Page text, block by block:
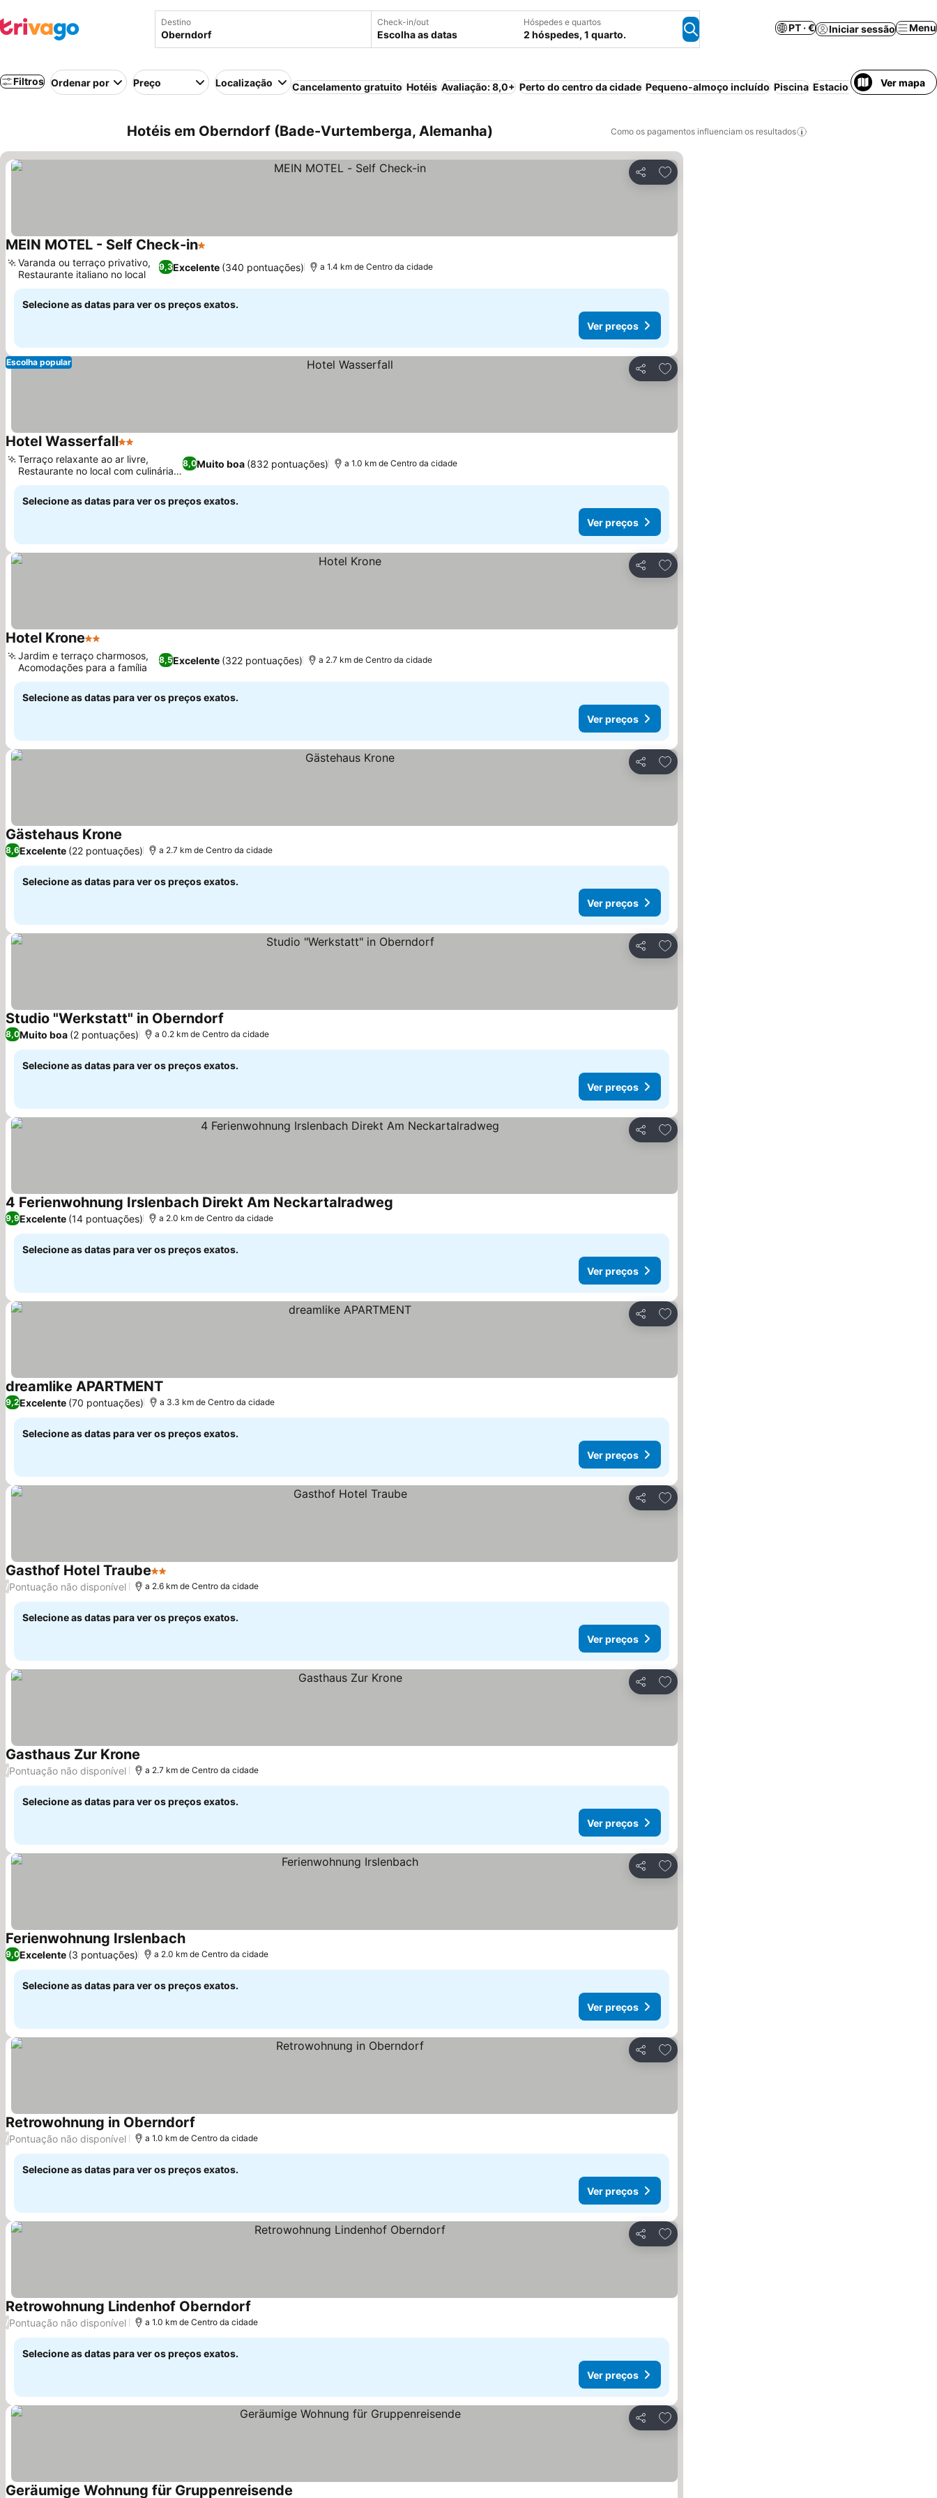
Destino Check-in/out
Escolha as datas
Hóspedes e quartos
2 hóspedes, 1 quarto.
PT · € Iniciar sessão Menu
Filtros Ordenar por Preço Localização Cancelamento gratuito Hotéis Avaliação: 8,0+ Perto do centro da cidade Pequeno-almoço incluído Piscina EstacionamentoVer mapa
Hotéis em Oberndorf (Bade-Vurtemberga, Alemanha) Como os pagamentos influenciam os resultados
Partilhar
Adicionar aos favoritos
MEIN MOTEL - Self Check-in1 Estrelas
9,3Excelente (340 pontuações)
Varanda ou terraço privativo,
Restaurante italiano no local
a 1.4 km de Centro da cidade
Selecione as datas para ver os preços exatos.
Ver preços
Partilhar
Adicionar aos favoritos
Escolha popular
Hotel Wasserfall2 Estrelas
8,0Muito boa (832 pontuações)
Terraço relaxante ao ar livre,
Restaurante no local com culinária
regional
a 1.0 km de Centro da cidade
Selecione as datas para ver os preços exatos.
Ver preços
Partilhar
Adicionar aos favoritos
Hotel Krone2 Estrelas
8,5Excelente (322 pontuações)
Jardim e terraço charmosos,
Acomodações para a família
a 2.7 km de Centro da cidade
Selecione as datas para ver os preços exatos.
Ver preços
Partilhar
Adicionar aos favoritos
Gästehaus Krone
8,6Excelente (22 pontuações) a 2.7 km de Centro da cidade
Selecione as datas para ver os preços exatos.
Ver preços
Partilhar
Adicionar aos favoritos
Studio "Werkstatt" in Oberndorf
8,0Muito boa (2 pontuações) a 0.2 km de Centro da cidade
Selecione as datas para ver os preços exatos.
Ver preços
Partilhar
Adicionar aos favoritos
4 Ferienwohnung Irslenbach Direkt Am Neckartalradweg
9,9Excelente (14 pontuações) a 2.0 km de Centro da cidade
Selecione as datas para ver os preços exatos.
Ver preços
Partilhar
Adicionar aos favoritos
dreamlike APARTMENT
9,2Excelente (70 pontuações) a 3.3 km de Centro da cidade
Selecione as datas para ver os preços exatos.
Ver preços
Partilhar
Adicionar aos favoritos
Gasthof Hotel Traube2 Estrelas
/Pontuação não disponível a 2.6 km de Centro da cidade
Selecione as datas para ver os preços exatos.
Ver preços
Partilhar
Adicionar aos favoritos
Gasthaus Zur Krone
/Pontuação não disponível a 2.7 km de Centro da cidade
Selecione as datas para ver os preços exatos.
Ver preços
Partilhar
Adicionar aos favoritos
Ferienwohnung Irslenbach
9,0Excelente (3 pontuações) a 2.0 km de Centro da cidade
Selecione as datas para ver os preços exatos.
Ver preços
Partilhar
Adicionar aos favoritos
Retrowohnung in Oberndorf
/Pontuação não disponível a 1.0 km de Centro da cidade
Selecione as datas para ver os preços exatos.
Ver preços
Partilhar
Adicionar aos favoritos
Retrowohnung Lindenhof Oberndorf
/Pontuação não disponível a 1.0 km de Centro da cidade
Selecione as datas para ver os preços exatos.
Ver preços
Partilhar
Adicionar aos favoritos
Geräumige Wohnung für Gruppenreisende